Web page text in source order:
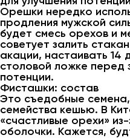
Орешки нередко
продления мужской
будет смесь орехов и
советует залить
акации, настаивать 14
столовой ложке перед
потенции.
Фисташки: состав
Это съедобные
семейства кешью. В
«счастливые орехи»
оболочки. Кажется,